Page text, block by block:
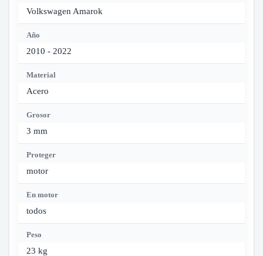
Volkswagen Amarok
Año
2010 - 2022
Material
Acero
Grosor
3 mm
Proteger
motor
En motor
todos
Peso
23 kg